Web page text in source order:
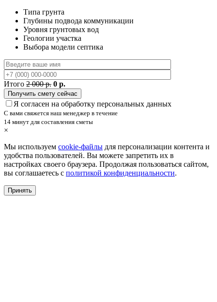
Типа грунта
Глубины подвода коммуникации
Уровня грунтовых вод
Геологии участка
Выбора модели септика
Итого 2 000 р. 0 р.
Я согласен на обработку персональных данных
С вами свяжется наш менеджер в течение
14 минут для составления сметы
×
Мы используем cookie-файлы для персонализации контента и
удобства пользователей. Вы можете запретить их в
настройках своего браузера. Продолжая пользоваться сайтом,
вы соглашаетесь с политикой конфиденциальности.
Принять